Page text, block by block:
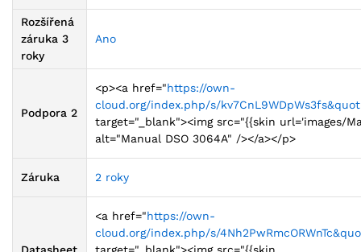
Rozšířená
záruka 3
roky
Ano
Podpora 2
<p><a href="https://own-
cloud.org/index.php/s/kv7CnL9WDpWs3fs&quot
target="_blank"><img src="{{skin url='images/
alt="Manual DSO 3064A" /></a></p>
Záruka 2 roky
Datasheet
<a href="https://own-
cloud.org/index.php/s/
target="_blank"><img src="{{skin